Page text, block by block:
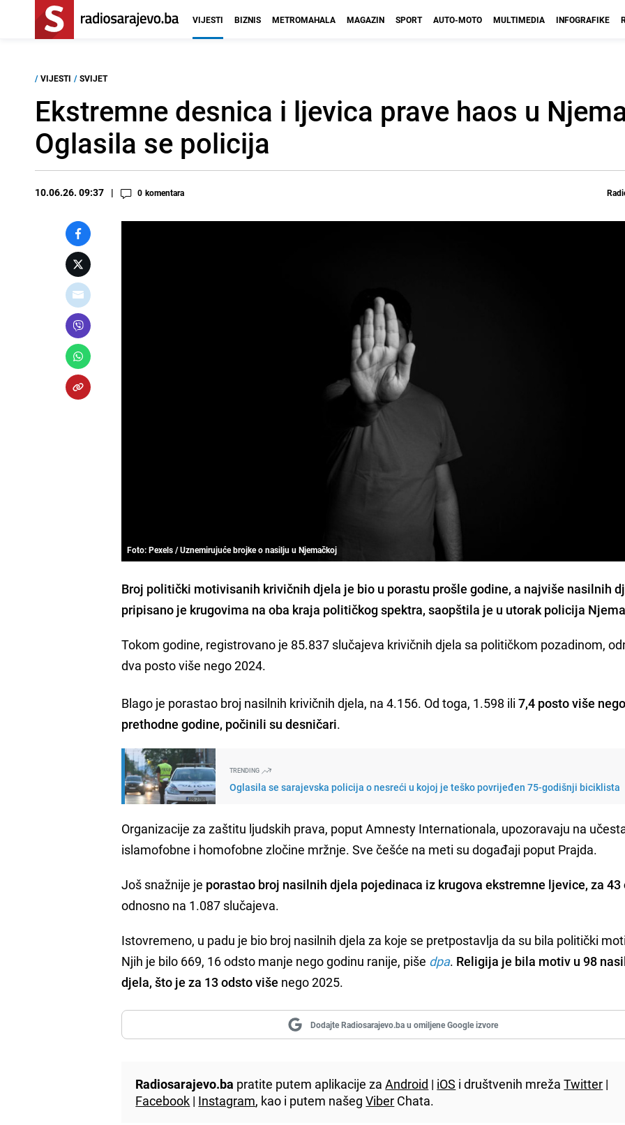
VIJESTI BIZNIS METROMAHALA MAGAZIN SPORT AUTO-MOTO MULTIMEDIA INFOGRAFIKE
/ VIJESTI / SVIJET
Ekstremne desnica i ljevica prave haos u
Oglasila se policija
10.06.26. 09:37 0 komentara
Foto: Pexels / Uznemirujuće brojke o nasilju u Njemačkoj
Broj politički motivisanih krivičnih djela je bio u porastu prošle godine, a najviše nasilnih
pripisano je krugovima na oba kraja političkog spektra, saopštila je u utorak policija
Tokom godine, registrovano je 85.837 slučajeva krivičnih djela sa političkom pozadinom,
dva posto više nego 2024.
Blago je porastao broj nasilnih krivičnih djela, na 4.156. Od toga, 1.598 ili7,4 posto više
prethodne godine, počinili su desničari.
TRENDING
Oglasila se sarajevska policija o nesreći u kojoj je teško povrijeđen 75-godišnji biciklista
Organizacije za zaštitu ljudskih prava, poput Amnesty Internationala, upozoravaju na
islamofobne i homofobne zločine mržnje. Sve češće na meti su događaji poput Prajda.
Još snažnije je porastao broj nasilnih djela pojedinaca iz krugova ekstremne ljevice, za 43
odnosno na 1.087 slučajeva.
Istovremeno, u padu je bio broj nasilnih djela za koje se pretpostavlja da su bila politički
Njih je bilo 669, 16 odsto manje nego godinu ranije, piše dpa. Religija je bila motiv u 98
djela, što je za 13 odsto više nego 2025.
Dodajte Radiosarajevo.ba u omiljene Google izvore
Radiosarajevo.ba pratite putem aplikacije zaAndroid | iOS i društvenih mrežaTwitter |
Facebook | Instagram, kao i putem našegViber Chata.